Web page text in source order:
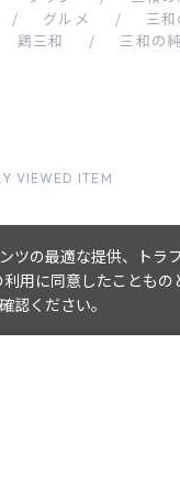
/ グルメ /
三
鶏三和 / 三和の
VIEWED ITEM
ツの最適な提供、トラ
用に同意したこともの
認ください。